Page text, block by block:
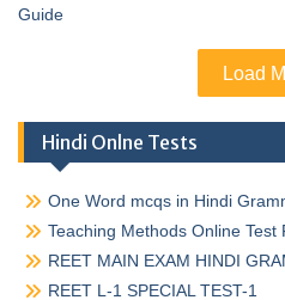
Guide
Load
Hindi Onlne Tests
One Word mcqs in Hindi
Teaching Methods Online Test
REET MAIN EXAM HINDI
REET L-1 SPECIAL TEST-1